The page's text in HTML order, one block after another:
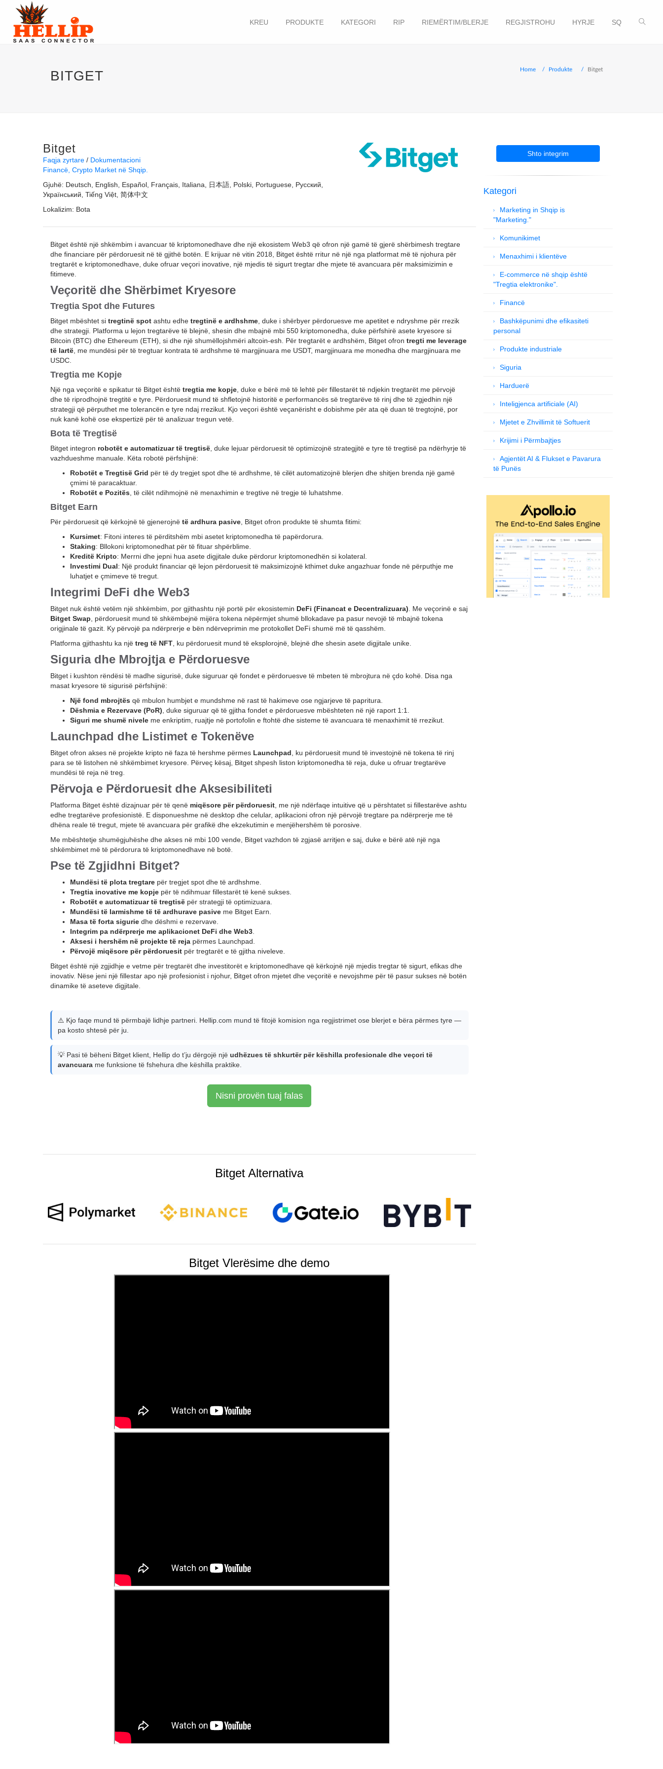
KREU PRODUKTE KATEGORI RIP RIEMËRTIM/BLERJE REGJISTROHU HYRJE SQ
BITGET Home Produkte Bitget
Bitget
Faqja zyrtare
Dokumentacioni
Financë Crypto Market në Shqip.
Gjuhë: Deutsch English Español Français Italiana 日本語 Polski Portuguese Русский
Український Tiếng Việt 简体中文
Lokalizim: Bota
Bitget është një shkëmbim i avancuar të kriptomonedhave dhe një ekosistem Web3 që ofron një gamë të gjerë shërbimesh tregtare
dhe financiare për përdoruesit në të gjithë botën. E krijuar në vitin 2018, Bitget është rritur në një nga platformat më të njohura për
tregtarët e kriptomonedhave, duke ofruar veçori inovative, një mjedis të sigurt tregtar dhe mjete të avancuara për maksimizimin e
fitimeve.
Veçoritë dhe Shërbimet Kryesore
Tregtia Spot dhe Futures
Bitget mbështet si tregtinë spot ashtu edhe tregtinë e ardhshme , duke i shërbyer përdoruesve me apetitet e ndryshme për rrezik
dhe strategji. Platforma u lejon tregtarëve të blejnë, shesin dhe mbajnë mbi 550 kriptomonedha, duke përfshirë asete kryesore si
Bitcoin (BTC) dhe Ethereum (ETH), si dhe një shumëllojshmëri altcoin-esh. Për tregtarët e ardhshëm, Bitget ofron tregti me leverage
të lartë , me mundësi për të tregtuar kontrata të ardhshme të margjinuara me USDT, margjinuara me monedha dhe margjinuara me
USDC.
Tregtia me Kopje
Një nga veçoritë e spikatur të Bitget është tregtia me kopje , duke e bërë më të lehtë për fillestarët të ndjekin tregtarët me përvojë
dhe të riprodhojnë tregtitë e tyre. Përdoruesit mund të shfletojnë historitë e performancës së tregtarëve të rinj dhe të zgjedhin një
strategji që përputhet me tolerancën e tyre ndaj rrezikut. Kjo veçori është veçanërisht e dobishme për ata që duan të tregtojnë, por
nuk kanë kohë ose ekspertizë për të analizuar tregun vetë.
Bota të Tregtisë
Bitget integron robotët e automatizuar të tregtisë , duke lejuar përdoruesit të optimizojnë strategjitë e tyre të tregtisë pa ndërhyrje të
vazhdueshme manuale. Këta robotë përfshijnë:
Robotët e Tregtisë Grid për të dy tregjet spot dhe të ardhshme, të cilët automatizojnë blerjen dhe shitjen brenda një gamë
çmimi të paracaktuar.
Robotët e Pozitës , të cilët ndihmojnë në menaxhimin e tregtive në tregje të luhatshme.
Bitget Earn
Për përdoruesit që kërkojnë të gjenerojnë të ardhura pasive , Bitget ofron produkte të shumta fitimi:
Kursimet: Fitoni interes të përditshëm mbi asetet kriptomonedha të papërdorura.
Staking: Bllokoni kriptomonedhat për të fituar shpërblime.
Kreditë Kripto: Merrni dhe jepni hua asete digjitale duke përdorur kriptomonedhën si kolateral.
Investimi Dual: Një produkt financiar që lejon përdoruesit të maksimizojnë kthimet duke angazhuar fonde në përputhje me
luhatjet e çmimeve të tregut.
Integrimi DeFi dhe Web3
Bitget nuk është vetëm një shkëmbim, por gjithashtu një portë për ekosistemin DeFi (Financat e Decentralizuara) . Me veçorinë e saj
Bitget Swap , përdoruesit mund të shkëmbejnë mijëra tokena nëpërmjet shumë bllokadave pa pasur nevojë të mbajnë tokena
origjinale të gazit. Ky përvojë pa ndërprerje e bën ndërveprimin me protokollet DeFi shumë më të qasshëm.
Platforma gjithashtu ka një treg të NFT , ku përdoruesit mund të eksplorojnë, blejnë dhe shesin asete digjitale unike.
Siguria dhe Mbrojtja e Përdoruesve
Bitget i kushton rëndësi të madhe sigurisë, duke siguruar që fondet e përdoruesve të mbeten të mbrojtura në çdo kohë. Disa nga
masat kryesore të sigurisë përfshijnë:
Një fond mbrojtës që mbulon humbjet e mundshme në rast të hakimeve ose ngjarjeve të papritura.
Dëshmia e Rezervave (PoR) , duke siguruar që të gjitha fondet e përdoruesve mbështeten në një raport 1:1.
Siguri me shumë nivele me enkriptim, ruajtje në portofolin e ftohtë dhe sisteme të avancuara të menaxhimit të rrezikut.
Launchpad dhe Listimet e Tokenëve
Bitget ofron akses në projekte kripto në faza të hershme përmes Launchpad , ku përdoruesit mund të investojnë në tokena të rinj
para se të listohen në shkëmbimet kryesore. Përveç kësaj, Bitget shpesh liston kriptomonedha të reja, duke u ofruar tregtarëve
mundësi të reja në treg.
Përvoja e Përdoruesit dhe Aksesibiliteti
Platforma Bitget është dizajnuar për të qenë miqësore për përdoruesit , me një ndërfaqe intuitive që u përshtatet si fillestarëve ashtu
edhe tregtarëve profesionistë. E disponueshme në desktop dhe celular, aplikacioni ofron një përvojë tregtare pa ndërprerje me të
dhëna reale të tregut, mjete të avancuara për grafikë dhe ekzekutimin e menjëhershëm të porosive.
Me mbështetje shumëgjuhëshe dhe akses në mbi 100 vende, Bitget vazhdon të zgjasë arritjen e saj, duke e bërë atë një nga
shkëmbimet më të përdorura të kriptomonedhave në botë.
Pse të Zgjidhni Bitget?
Mundësi të plota tregtare për tregjet spot dhe të ardhshme.
Tregtia inovative me kopje për të ndihmuar fillestarët të kenë sukses.
Robotët e automatizuar të tregtisë për strategji të optimizuara.
Mundësi të larmishme të të ardhurave pasive me Bitget Earn.
Masa të forta sigurie dhe dëshmi e rezervave.
Integrim pa ndërprerje me aplikacionet DeFi dhe Web3
Aksesi i hershëm në projekte të reja përmes Launchpad.
Përvojë miqësore për përdoruesit për tregtarët e të gjitha niveleve.
Bitget është një zgjidhje e vetme për tregtarët dhe investitorët e kriptomonedhave që kërkojnë një mjedis tregtar të sigurt, efikas dhe
inovativ. Nëse jeni një fillestar apo një profesionist i njohur, Bitget ofron mjetet dhe veçoritë e nevojshme për të pasur sukses në botën
dinamike të aseteve digjitale.
⚠️ Kjo faqe mund të përmbajë lidhje partneri. Hellip.com mund të fitojë komision nga regjistrimet ose blerjet e bëra përmes tyre —
pa kosto shtesë për ju.
💡 Pasi të bëheni Bitget klient, Hellip do t’ju dërgojë një udhëzues të shkurtër për këshilla profesionale dhe veçori të
avancuara me funksione të fshehura dhe këshilla praktike.
Nisni provën tuaj falas
Bitget Alternativa
Bitget Vlerësime dhe demo
Shto integrim
Kategori
Marketing in Shqip is
"Marketing."
Komunikimet
Menaxhimi i klientëve
E-commerce në shqip është
"Tregtia elektronike".
Financë
Bashkëpunimi dhe efikasiteti
personal
Produkte industriale
Siguria
Harduerë
Inteligjenca artificiale (AI)
Mjetet e Zhvillimit të Softuerit
Krijimi i Përmbajtjes
Agjentët AI & Flukset e Pavarura
të Punës